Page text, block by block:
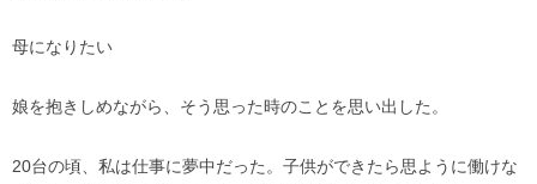
母になりたい
娘を抱きしめながら、そう思った時のことを思い出した。
20台の頃、私は仕事に夢中だった。子供ができたら思ように働けな